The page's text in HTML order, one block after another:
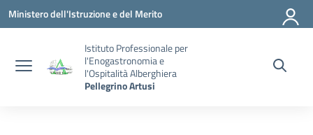
Vai ai contenuti
Vai al menu di navigazione
Vai al footer
Ministero dell'Istruzione e del Merito
Istituto Professionale per
l'Enogastronomia e
l'Ospitalità Alberghiera
Pellegrino Artusi